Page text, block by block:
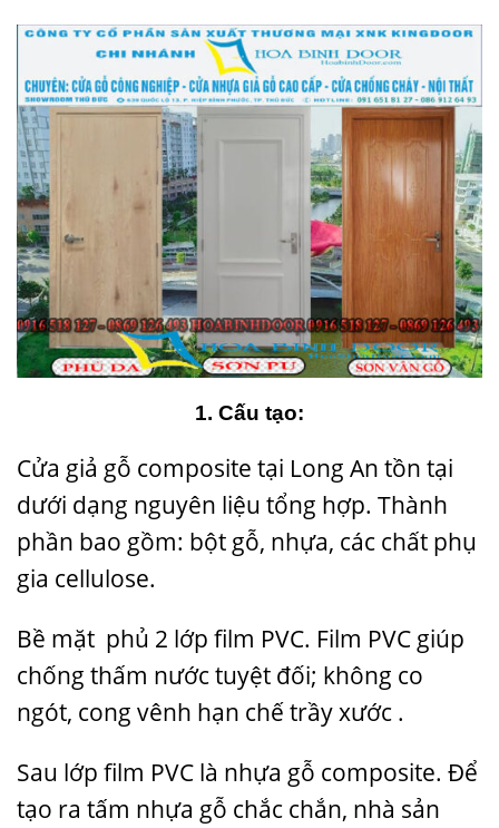
1. Cấu tạo:
Cửa giả gỗ composite tại Long An tồn tại
dưới dạng nguyên liệu tổng hợp. Thành
phần bao gồm: bột gỗ, nhựa, các chất phụ
gia cellulose.
Bề mặt phủ 2 lớp film PVC. Film PVC giúp
chống thấm nước tuyệt đối; không co
ngót, cong vênh hạn chế trầy xước .
Sau lớp film PVC là nhựa gỗ composite. Để
tạo ra tấm nhựa gỗ chắc chắn, nhà sản